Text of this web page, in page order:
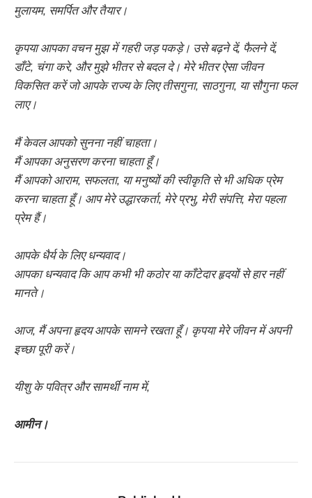
मुलायम, समर्पित और तैयार।
कृपया आपका वचन मुझ में गहरी जड़ पकड़े। उसे बढ़ने दें, फैलने दें,
डाँटे, चंगा करे, और मुझे भीतर से बदल दे। मेरे भीतर ऐसा जीवन
विकसित करें जो आपके राज्य के लिए तीसगुना, साठगुना, या सौगुना फल
लाए।
मैं केवल आपको सुनना नहीं चाहता।
मैं आपका अनुसरण करना चाहता हूँ।
मैं आपको आराम, सफलता, या मनुष्यों की स्वीकृति से भी अधिक प्रेम
करना चाहता हूँ। आप मेरे उद्धारकर्ता, मेरे प्रभु, मेरी संपत्ति, मेरा पहला
प्रेम हैं।
आपके धैर्य के लिए धन्यवाद।
आपका धन्यवाद कि आप कभी भी कठोर या काँटेदार हृदयों से हार नहीं
मानते।
आज, मैं अपना हृदय आपके सामने रखता हूँ। कृपया मेरे जीवन में अपनी
इच्छा पूरी करें।
यीशु के पवित्र और सामर्थी नाम में,
आमीन।